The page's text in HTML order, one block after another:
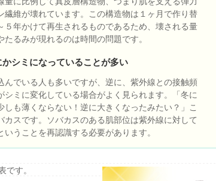
繊維が壊れています。この構造物は１ヶ月で作り替
５年かけて再生されるものであるため、壊される量
るみが現れるのは時間の問題です。
シミになっていることが多い
んでいる人も多いですが、逆に、紫外線との接触頻
シミに変化している場合がよく見られます。「冬に
しも薄くならない！逆に大きくなったみたい？」こ
カスです。ソバカスのある肌部位は紫外線に対して
いうことを再認識する必要があります。
です。